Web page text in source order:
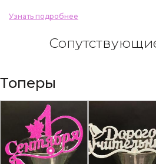
Узнать подробнее
Топеры